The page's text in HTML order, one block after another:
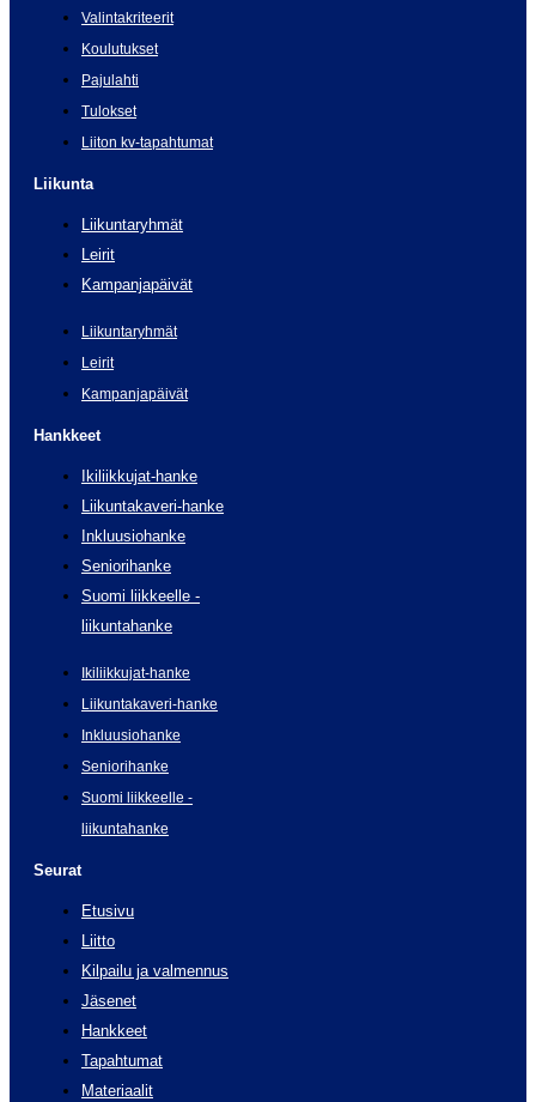
Valintakriteerit
Koulutukset
Pajulahti
Tulokset
Liiton kv-tapahtumat
Liikunta
Liikuntaryhmät
Leirit
Kampanjapäivät
Liikuntaryhmät
Leirit
Kampanjapäivät
Hankkeet
Ikiliikkujat-hanke
Liikuntakaveri-hanke
Inkluusiohanke
Seniorihanke
Suomi liikkeelle -
liikuntahanke
Ikiliikkujat-hanke
Liikuntakaveri-hanke
Inkluusiohanke
Seniorihanke
Suomi liikkeelle -
liikuntahanke
Seurat
Etusivu
Liitto
Kilpailu ja valmennus
Jäsenet
Hankkeet
Tapahtumat
Materiaalit